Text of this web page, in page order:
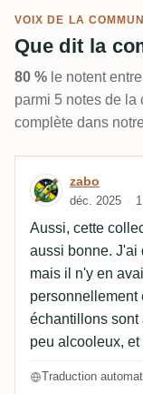
VOIX DE LA
Que dit la
80 % le notent
parmi 5 notes de la
complète dans
Avis de zabo
zabo
déc. 2025
Aussi, cette
aussi bonne. J'ai
mais il n'y en
personnellement
échantillons sont
peu alcooleux,
Traduction